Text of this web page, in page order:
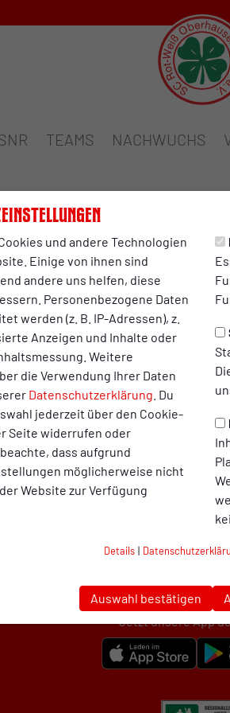
und andere Technologien
Einige von ihnen sind
andere uns helfen, diese
Personenbezogene Daten
werden (z. B. IP-Adressen), z.
Anzeigen und Inhalte oder
Weitere
die Verwendung Ihrer Daten
Datenschutzerklärung . Du
jederzeit über den Cookie-
Seite widerrufen oder
dass aufgrund
möglicherweise nicht
Website zur Verfügung
Details |
Auswahl bestätigen
TEAMS NACHWUCHS
SC Rot-Weiß Oberhausen
Jetzt unsere App